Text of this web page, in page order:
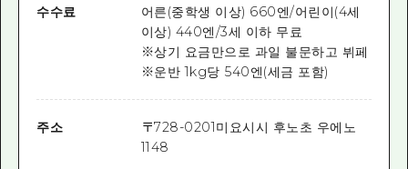
수수료
어른(중학생 이상) 660엔/어린이(4세
이상) 440엔/3세 이하 무료
※상기 요금만으로 과일 불문하고 뷔페
※운반 1kg당 540엔(세금 포함)
주소 〒728-0201미요시시 후노초 우에노
1148